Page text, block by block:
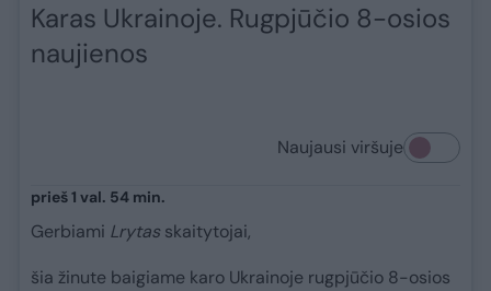
Karas Ukrainoje. Rugpjūčio 8-osios
naujienos
Naujausi viršuje
prieš 1 val. 54 min.
Gerbiami Lrytas skaitytojai,
šia žinute baigiame karo Ukrainoje rugpjūčio 8-osios